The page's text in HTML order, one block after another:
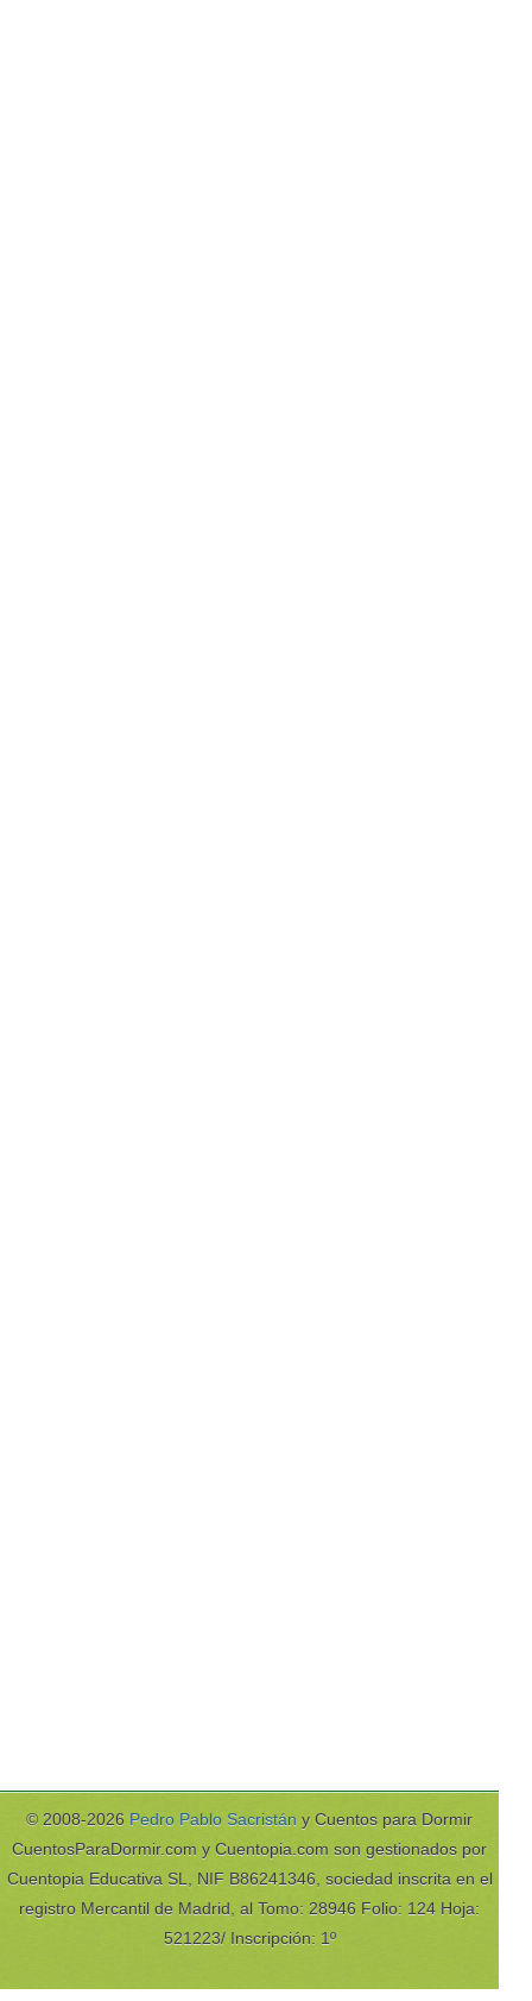
© 2008-2026 Pedro Pablo Sacristán y Cuentos para Dormir
CuentosParaDormir.com y Cuentopia.com son gestionados por
Cuentopia Educativa SL, NIF B86241346, sociedad inscrita en el
registro Mercantil de Madrid, al Tomo: 28946 Folio: 124 Hoja:
521223/ Inscripción: 1º